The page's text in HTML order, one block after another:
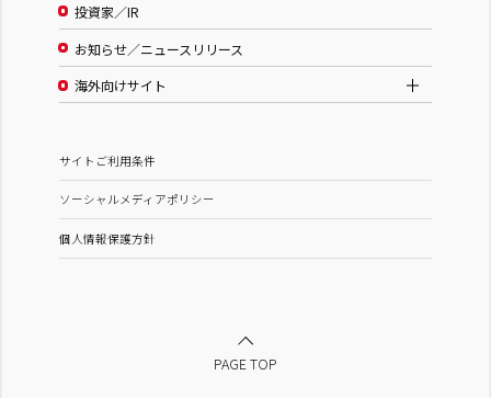
投資家／IR
お知らせ／ニュースリリース
海外向けサイト
サイトご利用条件
ソーシャルメディアポリシー
個人情報保護方針
PAGE TOP